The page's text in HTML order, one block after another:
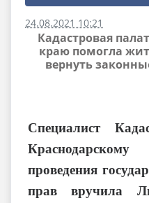
24.08.2021 10:21
Кадастровая
краю помогла
вернуть
Специалист
проведения
прав вручила